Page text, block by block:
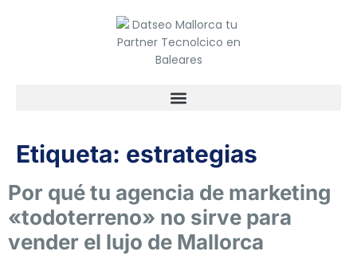
Etiqueta: estrategias
Por qué tu agencia de marketing
«todoterreno» no sirve para
vender el lujo de Mallorca